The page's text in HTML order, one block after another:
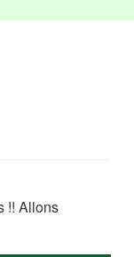
!! Allons